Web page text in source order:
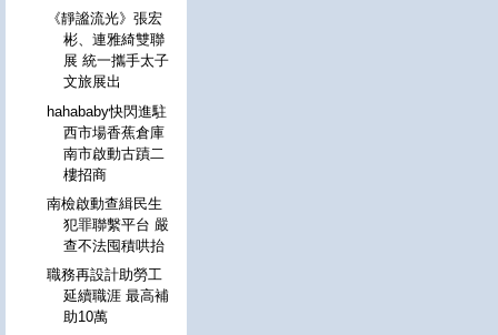
《靜謐流光》張宏
彬、連雅綺雙聯
展 統一攜手太子
文旅展出
hahababy快閃進駐
西市場香蕉倉庫
南市啟動古蹟二
樓招商
南檢啟動查緝民生
犯罪聯繫平台 嚴
查不法囤積哄抬
職務再設計助勞工
延續職涯 最高補
助10萬